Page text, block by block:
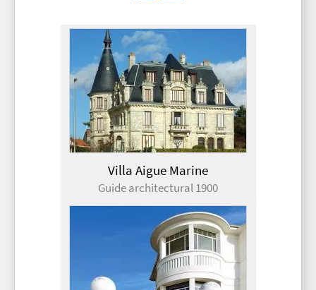
Villa Aigue Marine
Guide architectural 1900